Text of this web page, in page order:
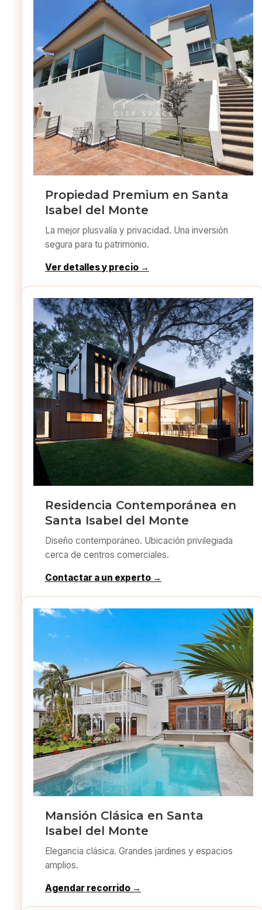
Propiedad Premium en Santa
Isabel del Monte
La mejor plusvalía y privacidad. Una inversión
segura para tu patrimonio.
Ver detalles y precio →
Residencia Contemporánea en
Santa Isabel del Monte
Diseño contemporáneo. Ubicación privilegiada
cerca de centros comerciales.
Contactar a un experto →
Mansión Clásica en Santa
Isabel del Monte
Elegancia clásica. Grandes jardines y espacios
amplios.
Agendar recorrido →